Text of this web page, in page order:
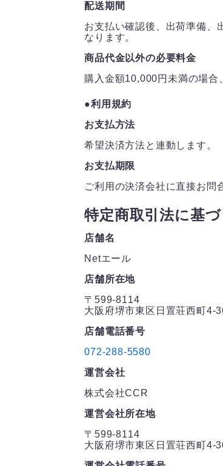
配送期間
お支払い確認後、出荷準備、
なります。
商品代金以外の必要料金
購入金額10,000円未満の場合
●利用規約
お支払方法
希望決済方法と連動します。
お支払期限
ご利用の決済会社に直接お問
特定商取引法に基
店舗名
Netエール
店舗所在地
〒599-8114
大阪府堺市東区日置荘西町4-
店舗電話番号
072-288-5580
運営会社
株式会社CCR
運営会社所在地
〒599-8114
大阪府堺市東区日置荘西町4-